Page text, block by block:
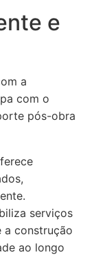
e
a
com o
pós-obra
serviços
a construção
ao longo